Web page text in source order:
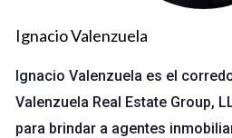
CASO DE ESTUDIO
Ana llegó a Miami hace cinco años
sin una dirección clara. Trabajaba
Ignacio Valenzuela
Ignacio Valenzuela es el
Valenzuela Real Estate Group,
para brindar a agentes